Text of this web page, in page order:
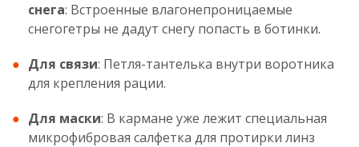
снега: Встроенные влагонепроницаемые
снегогетры не дадут снегу попасть в ботинки.
Для связи: Петля-тантелька внутри воротника
для крепления рации.
Для маски: В кармане уже лежит специальная
микрофибровая салфетка для протирки линз